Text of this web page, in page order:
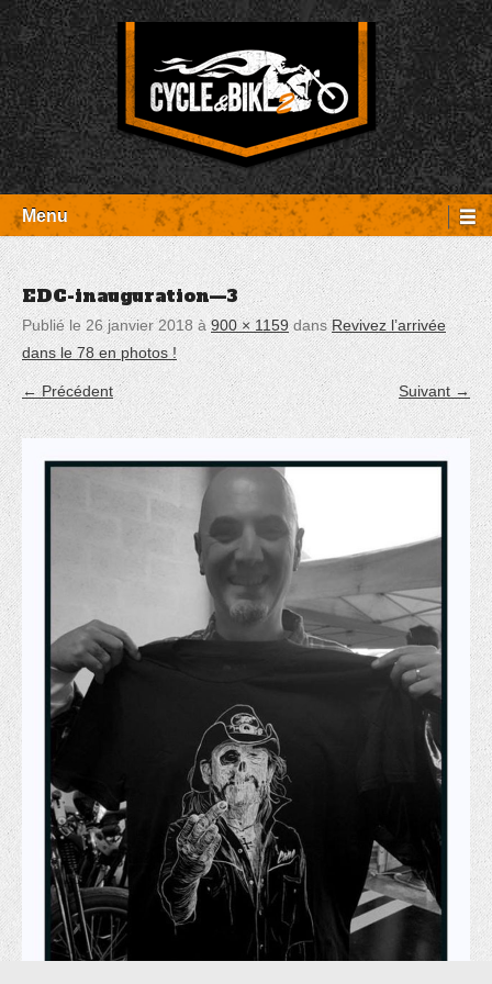
Aller
au
contenu
Cycle et Bike
Entretien Harley-Davidson, préparation et custom, boutique, pièces
détachées Rambouillet
Menu
EDC-inauguration—3
Publié le 26 janvier 2018 à900 × 1159dansRevivez l’arrivée
dans le 78 en photos !
← Précédent Suivant →
Panneau de gestion des cookies